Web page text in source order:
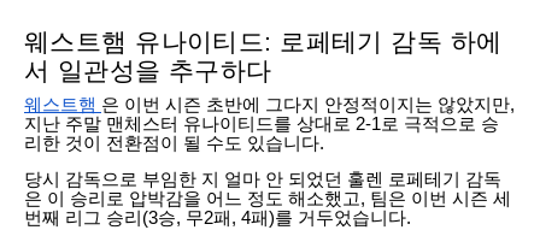
웨스트햄 유나이티드: 로페테기 감독 하에
서 일관성을 추구하다
웨스트햄 은 이번 시즌 초반에 그다지 안정적이지는 않았지만,
지난 주말 맨체스터 유나이티드를 상대로 2-1로 극적으로 승
리한 것이 전환점이 될 수도 있습니다.
당시 감독으로 부임한 지 얼마 안 되었던 훌렌 로페테기 감독
은 이 승리로 압박감을 어느 정도 해소했고, 팀은 이번 시즌 세
번째 리그 승리(3승, 무2패, 4패)를 거두었습니다.